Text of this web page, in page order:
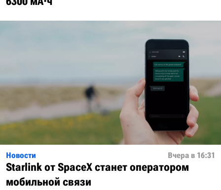
Новости Вчера в 16:31
Starlink от SpaceX станет оператором
мобильной связи